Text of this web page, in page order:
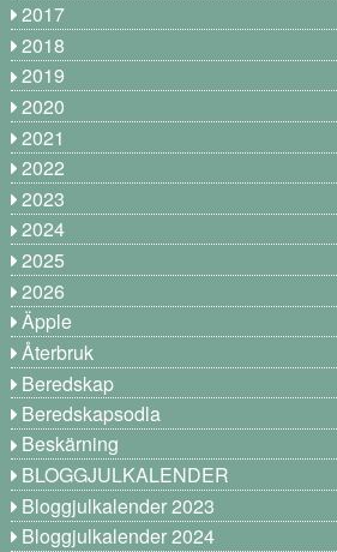
2017
2018
2019
2020
2021
2022
2023
2024
2025
2026
Äpple
Återbruk
Beredskap
Beredskapsodla
Beskärning
BLOGGJULKALENDER
Bloggjulkalender 2023
Bloggjulkalender 2024